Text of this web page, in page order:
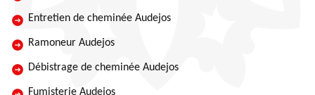
Entretien de cheminée Audejos
Ramoneur Audejos
Débistrage de cheminée Audejos
Fumisterie Audejos